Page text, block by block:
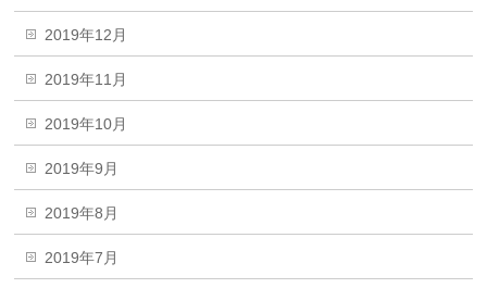
2019年12月
2019年11月
2019年10月
2019年9月
2019年8月
2019年7月